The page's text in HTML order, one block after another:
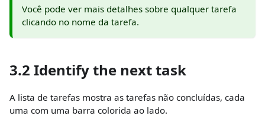
Você pode ver mais detalhes sobre qualquer tarefa
clicando no nome da tarefa.
3.2 Identify the next task
A lista de tarefas mostra as tarefas não concluídas, cada
uma com uma barra colorida ao lado.